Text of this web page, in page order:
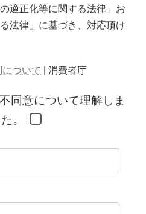
適正化等に関する法律」お
法律」に基づき、対応頂け
ついて | 消費者庁
同意について理解しま
。